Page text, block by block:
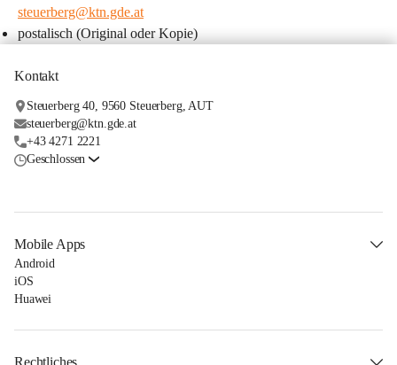
steuerberg@ktn.gde.at
postalisch (Original oder Kopie)
Kontakt
Steuerberg 40, 9560 Steuerberg, AUT
steuerberg@ktn.gde.at
+43 4271 2221
Geschlossen
Mobile Apps
Android
iOS
Huawei
Rechtliches